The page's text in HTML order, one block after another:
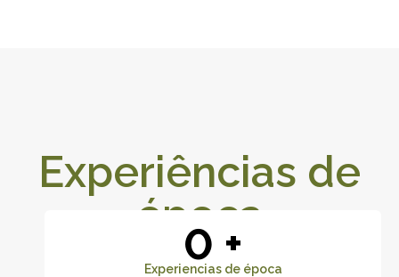
Experiências de
época
0 +
Experiencias de época